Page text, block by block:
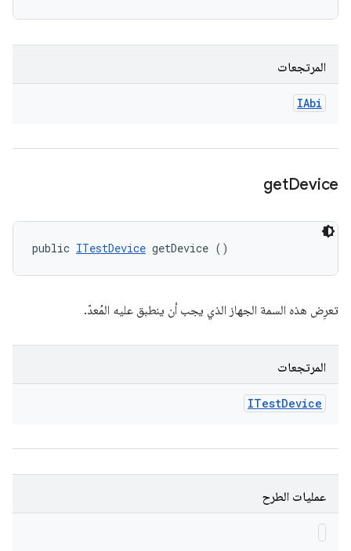
المرتجعات
IAbi
getDevice
public ITestDevice getDevice ()
تعرِض هذه السمة الجهاز الذي يجب أن ينطبق عليه المُعدّ.
المرتجعات
ITestDevice
عمليات الطرح